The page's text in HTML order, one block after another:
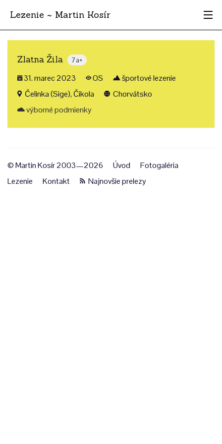
Lezenie ~ Martin Kosír
Najhodnotnejšie
Krajina
Štýl
Zlatna Žila 7a+
31. marec 2023 OS
športové lezenie
Čelinka (Sige), Čikola
Chorvátsko
výborné podmienky
© Martin Kosír 2003—2026 Úvod
Fotogaléria
Lezenie
Kontakt Najnovšie prelezy